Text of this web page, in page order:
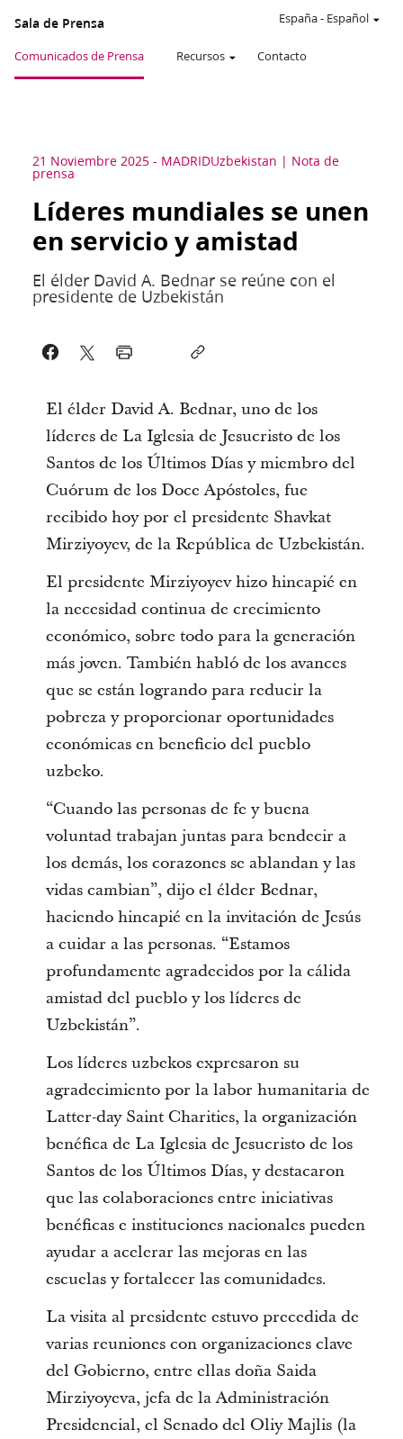
Sala de Prensa
Comunicados de Prensa Recursos Contacto
España- Español
21 Noviembre 2025 - MADRIDUzbekistan Nota de
prensa
Líderes mundiales se unen
en servicio y amistad
El élder David A. Bednar se reúne con el
presidente de Uzbekistán
El élder David A. Bednar, uno de los
líderes de La Iglesia de Jesucristo de los
Santos de los Últimos Días y miembro del
Cuórum de los Doce Apóstoles, fue
recibido hoy por el presidente Shavkat
Mirziyoyev, de la República de Uzbekistán.
El presidente Mirziyoyev hizo hincapié en
la necesidad continua de crecimiento
económico, sobre todo para la generación
más joven. También habló de los avances
que se están logrando para reducir la
pobreza y proporcionar oportunidades
económicas en beneficio del pueblo
uzbeko.
“Cuando las personas de fe y buena
voluntad trabajan juntas para bendecir a
los demás, los corazones se ablandan y las
vidas cambian”, dijo el élder Bednar,
haciendo hincapié en la invitación de Jesús
a cuidar a las personas. “Estamos
profundamente agradecidos por la cálida
amistad del pueblo y los líderes de
Uzbekistán”.
Los líderes uzbekos expresaron su
agradecimiento por la labor humanitaria de
Latter-day Saint Charities, la organización
benéfica de La Iglesia de Jesucristo de los
Santos de los Últimos Días, y destacaron
que las colaboraciones entre iniciativas
benéficas e instituciones nacionales pueden
ayudar a acelerar las mejoras en las
escuelas y fortalecer las comunidades.
La visita al presidente estuvo precedida de
varias reuniones con organizaciones clave
del Gobierno, entre ellas doña Saida
Mirziyoyeva, jefa de la Administración
Presidencial, el Senado del Oliy Majlis (la